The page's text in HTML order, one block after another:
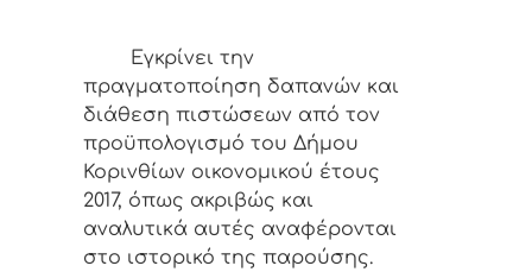
Εγκρίνει την
πραγματοποίηση δαπανών και
διάθεση πιστώσεων από τον
προϋπολογισμό του Δήμου
Κορινθίων οικονομικού έτους
2017, όπως ακριβώς και
αναλυτικά αυτές αναφέρονται
στο ιστορικό της παρούσης.